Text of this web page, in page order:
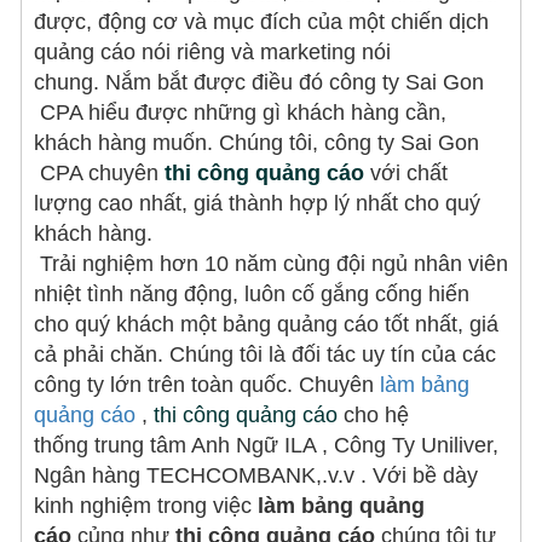
TPHCM. Liên hệ với chúng tôi ngay hôm nay
để được tư vấn và nhận báo giá chi tiết nhất
nhé!
mica, inox, gỗ,... theo mọi yêu cầu của khách
hàng. Dịch vụ chuyên nghiệp, chu đáo, quy
trình gia công nhanh chóng, đảm bảo sản
phẩm có độ chính xác cao cùng tính thẩm
mỹ hoàn hảo.
| Cắt laser mica dày đến 20mm
Mica là một vật liệu có lẽ đã quá quen thuộc
với mỗi chúng ta trong cuộc sống hàng ngày.
Ngày nay, khi thời đại công nghệ phát triển
với sự xuất hiện của các loại máy cắt mica tự
động thù những sản phẩm của mica lại càng
trở nên đa dạng và được yêu thích sử dụng
nhiều hơn. Đáp ứng cho yêu cầu trên, Sài
Thạnh chuyên nghiệp với mức giá tốt nhất.
So sánh phương pháp cắt mica bằng
laser và CNC - SAIGON CPA
Từ lâu mica đã trở thành một vật liệu quen
thuộc, nhất là trong lĩnh vực gia công. Đặc
bằng laser và CNC những sản phẩm mica
ngày càng trở nên đa dạng hơn, độc đáo
hơn đáp ứng cho yêu cầu sử dụng của người
dùng mà còn giúp tiết kiệm thời gian và chi
phí.
laser năm 2022
Tại Sài Gòn CPA chúng tôi nhận gia công cắt
chữ mica theo mọi yêu cầu của khách hàng.
Với việc trang bị máy cắt laser chuyên dụng,
công suất cao, cho phép cắt mica với mọi
font chữ, mọi hình dáng. Đảm bảo nét cắt
đẹp, tinh xảo với độ chính xác cao cùng báo
giá cắt chữ mica cạnh tranh nhất.
Làm bảng hiệu quảng cáo giá rẻ thông
dụng
Làm bảng hiệu quảng cáo được đặt ở nơi có
thể tiếp cận từ xa, như đường phố, con
đường lớn, khu vực công cộng, ga tàu hoặc
sân bay.
In UV là gì? Chất lượng in UV như thế
được, động cơ và mục đích của một chiến dịch
quảng cáo nói riêng và marketing nói
chung. Nắm bắt được điều đó công ty Sai Gon
CPA hiểu được những gì khách hàng cần,
khách hàng muốn. Chúng tôi, công ty Sai Gon
CPA chuyên thi công quảng cáo với chất
lượng cao nhất, giá thành hợp lý nhất cho quý
khách hàng.
Trải nghiệm hơn 10 năm cùng đội ngủ nhân viên
nhiệt tình năng động, luôn cố gắng cống hiến
cho quý khách một bảng quảng cáo tốt nhất, giá
cả phải chăn. Chúng tôi là đối tác uy tín của các
công ty lớn trên toàn quốc. Chuyên làm bảng
quảng cáo , thi công quảng cáo cho hệ
thống trung tâm Anh Ngữ ILA , Công Ty Uniliver,
Ngân hàng TECHCOMBANK,.v.v . Với bề dày
kinh nghiệm trong việc làm bảng quảng
cáo củng như thi công quảng cáo chúng tôi tự